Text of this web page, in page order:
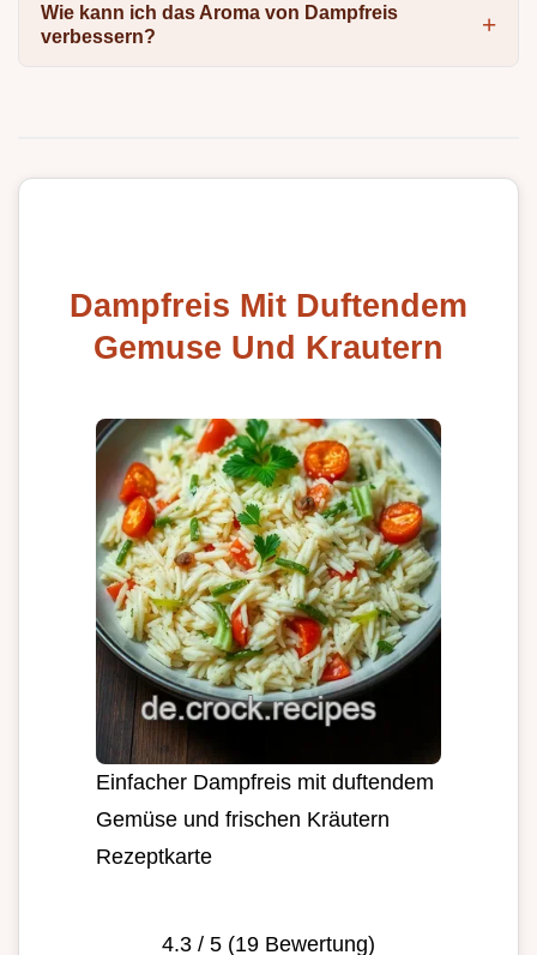
Wie kann ich das Aroma von Dampfreis
verbessern?
Dampfreis Mit Duftendem
Gemuse Und Krautern
Einfacher Dampfreis mit duftendem
Gemüse und frischen Kräutern
Rezeptkarte
4.3 / 5 (19 Bewertung)